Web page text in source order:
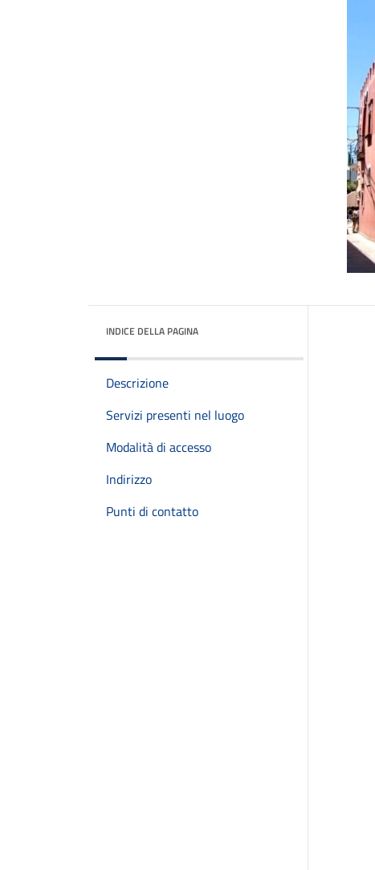
INDICE DELLA PAGINA
Descrizione
Servizi presenti nel luogo
Modalità di accesso
Indirizzo
Punti di contatto